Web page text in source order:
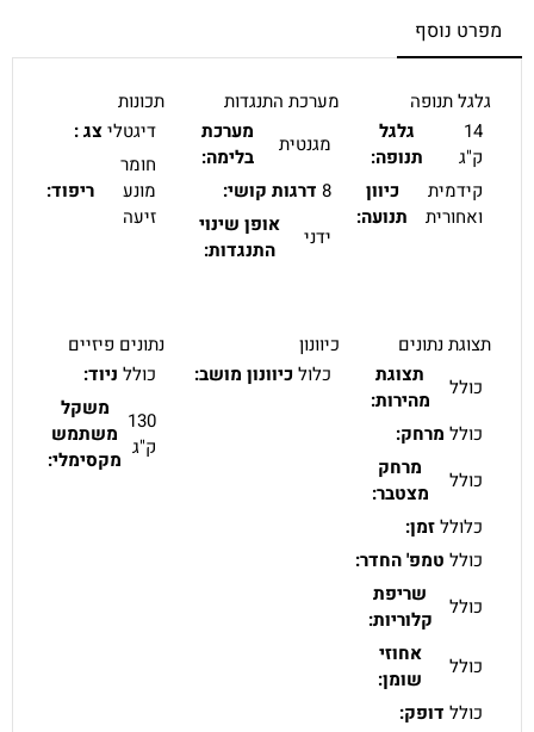
מפרט נוסף
גלגל תנופה
14
ק"ג
גלגל
תנופה:
קידמית
ואחורית
כיוון
תנועה:
מערכת התנגדות
מגנטית
מערכת
בלימה:
8 דרגות קושי:
ידני
אופן שינוי
התנגדות:
תכונות
דיגטליצג :
חומר
מונע
זיעה
ריפוד:
תצוגת נתונים
כולל
תצוגת
מהירות:
כולל מרחק:
כולל
מרחק
מצטבר:
כלוללזמן:
כולל טמפ' החדר:
כולל
שריפת
קלוריות:
כולל
אחוזי
שומן:
כולל דופק:
כיוונון
כלולכיוונון מושב:
נתונים פיזיים
כולל ניוד:
130
ק"ג
משקל
משתמש
מקסימלי: